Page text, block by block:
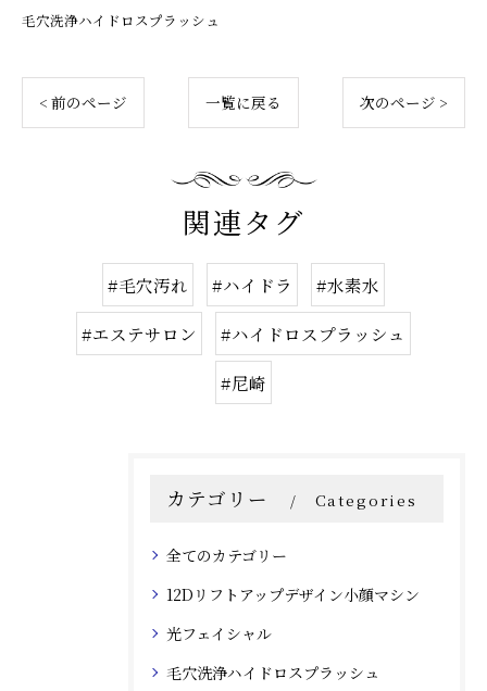
毛穴洗浄ハイドロスプラッシュ
< 前のページ 一覧に戻る 次のページ >
関連タグ
#毛穴汚れ #ハイドラ #水素水
#エステサロン #ハイドロスプラッシュ
#尼崎
カテゴリー Categories
全てのカテゴリー
12Dリフトアップデザイン小顔マシン
光フェイシャル
毛穴洗浄ハイドロスプラッシュ